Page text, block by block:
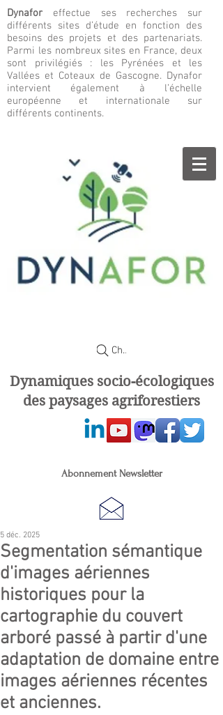
Dynafor effectue ses recherches sur
différents sites d’étude en fonction des
besoins des projets et des partenariats.
Parmi les nombreux sites en France, deux
sont privilégiés : les Pyrénées et les
Vallées et Coteaux de Gascogne. Dynafor
intervient également à l’échelle
européenne et internationale sur
différents continents.
Chercher
Dynamiques socio-écologiques
des paysages agriforestiers
Abonnement Newsletter
Segmentation sémantique
d'images aériennes
historiques pour la
cartographie du couvert
arboré passé à partir d'une
adaptation de domaine entre
images aériennes récentes
et anciennes.
5 déc. 2025